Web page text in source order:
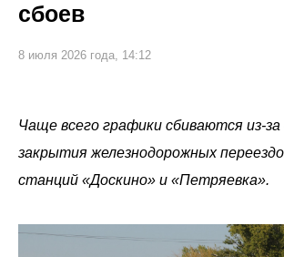
сбоев
8 июля 2026 года, 14:12
Чаще всего графики сбиваются из-
закрытия железнодорожных
станций «Доскино» и «Петряевка».